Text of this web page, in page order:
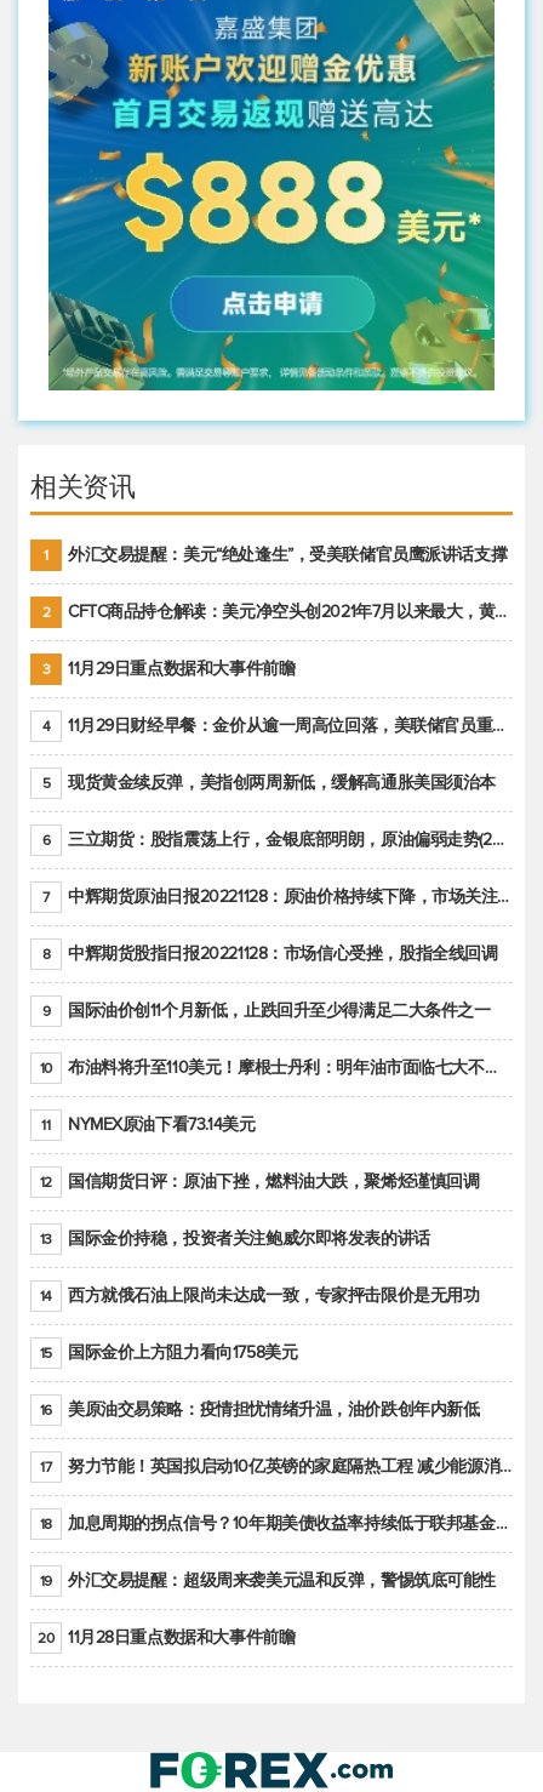
相关资讯
1 外汇交易提醒：美元“绝处逢生”，受美联储官员鹰派讲话支撑
2 CFTC商品持仓解读：美元净空头创2021年7月以来最大，黄金期货投机性净多头头寸减少
3 11月29日重点数据和大事件前瞻
4 11月29日财经早餐：金价从逾一周高位回落，美联储官员重申鹰派立场推动美元回升
5 现货黄金续反弹，美指创两周新低，缓解高通胀美国须治本
6 三立期货：股指震荡上行，金银底部明朗，原油偏弱走势(20221128收评)
7 中辉期货原油日报20221128：原油价格持续下降，市场关注OPEC+新一轮产能政策
8 中辉期货股指日报20221128：市场信心受挫，股指全线回调
9 国际油价创11个月新低，止跌回升至少得满足二大条件之一
10 布油料将升至110美元！摩根士丹利：明年油市面临七大不确定性
11 NYMEX原油下看73.14美元
12 国信期货日评：原油下挫，燃料油大跌，聚烯烃谨慎回调
13 国际金价持稳，投资者关注鲍威尔即将发表的讲话
14 西方就俄石油上限尚未达成一致，专家抨击限价是无用功
15 国际金价上方阻力看向1758美元
16 美原油交易策略：疫情担忧情绪升温，油价跌创年内新低
17 努力节能！英国拟启动10亿英镑的家庭隔热工程 减少能源消耗
18 加息周期的拐点信号？10年期美债收益率持续低于联邦基金利率目标区间
19 外汇交易提醒：超级周来袭美元温和反弹，警惕筑底可能性
20 11月28日重点数据和大事件前瞻